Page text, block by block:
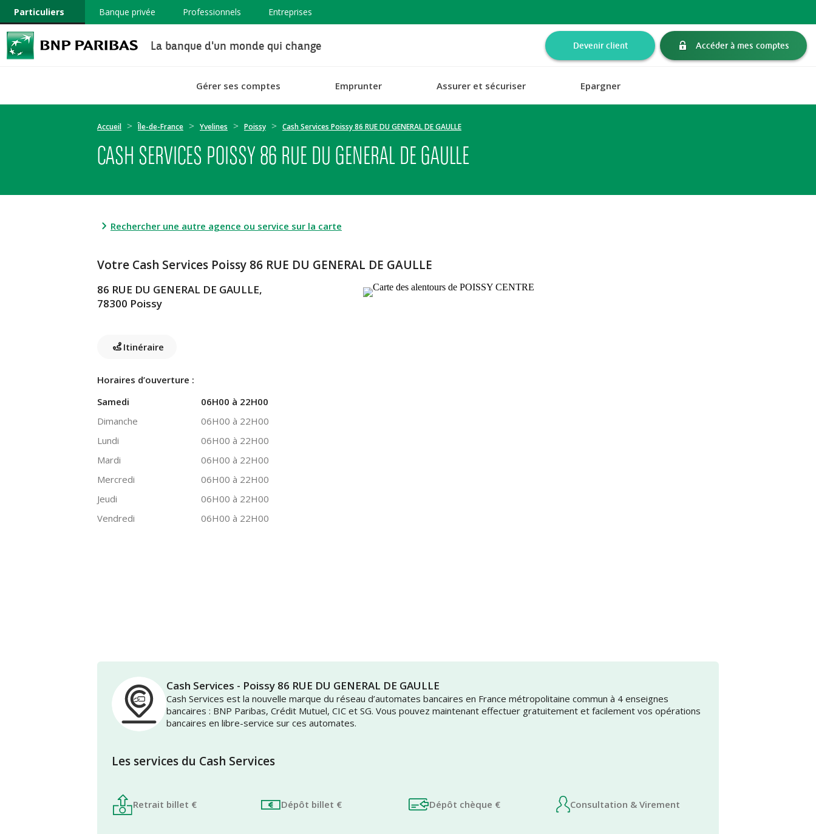
Particuliers Banque privée Professionnels Entreprises
La banque d'un monde qui change Devenir client Accéder à mes comptes
Gérer ses comptes Emprunter Assurer et sécuriser Epargner
Accueil Île-de-France Yvelines Poissy Cash Services Poissy 86 RUE DU GENERAL DE GAULLE
CASH SERVICES POISSY 86 RUE DU GENERAL DE GAULLE
Rechercher une autre agence ou service sur la carte
Votre Cash Services Poissy 86 RUE DU GENERAL DE GAULLE
86 RUE DU GENERAL DE GAULLE,
78300 Poissy
Itinéraire
Horaires d’ouverture :
Samedi
06H00 à 22H00
Dimanche
06H00 à 22H00
Lundi
06H00 à 22H00
Mardi
06H00 à 22H00
Mercredi
06H00 à 22H00
Jeudi
06H00 à 22H00
Vendredi
06H00 à 22H00
Cash Services - Poissy 86 RUE DU GENERAL DE GAULLE
Cash Services est la nouvelle marque du réseau d’automates bancaires en France métropolitaine commun à 4 enseignes
bancaires : BNP Paribas, Crédit Mutuel, CIC et SG. Vous pouvez maintenant effectuer gratuitement et facilement vos opérations
bancaires en libre-service sur ces automates.
Les services du Cash Services
Retrait billet € Dépôt billet € Dépôt chèque € Consultation & Virement